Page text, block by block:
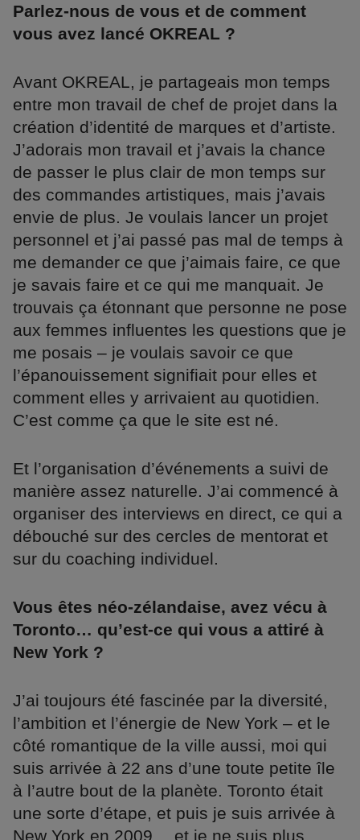
Parlez-nous de vous et de comment
vous avez lancé OKREAL ?
Avant OKREAL, je partageais mon temps
entre mon travail de chef de projet dans la
création d’identité de marques et d’artiste.
J’adorais mon travail et j’avais la chance
de passer le plus clair de mon temps sur
des commandes artistiques, mais j’avais
envie de plus. Je voulais lancer un projet
personnel et j’ai passé pas mal de temps à
me demander ce que j’aimais faire, ce que
je savais faire et ce qui me manquait. Je
trouvais ça étonnant que personne ne pose
aux femmes influentes les questions que je
me posais – je voulais savoir ce que
l’épanouissement signifiait pour elles et
comment elles y arrivaient au quotidien.
C’est comme ça que le site est né.
Et l’organisation d’événements a suivi de
manière assez naturelle. J’ai commencé à
organiser des interviews en direct, ce qui a
débouché sur des cercles de mentorat et
sur du coaching individuel.
Vous êtes néo-zélandaise, avez vécu à
Toronto… qu’est-ce qui vous a attiré à
New York ?
J’ai toujours été fascinée par la diversité,
l’ambition et l’énergie de New York – et le
côté romantique de la ville aussi, moi qui
suis arrivée à 22 ans d’une toute petite île
à l’autre bout de la planète. Toronto était
une sorte d’étape, et puis je suis arrivée à
New York en 2009… et je ne suis plus